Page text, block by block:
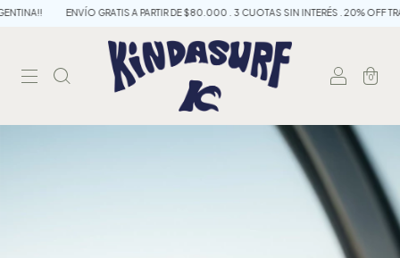
ENVÍO GRATIS A PARTIR DE $80.000 . 3 CUOTAS SIN INTERÉS . 20% OFF
0